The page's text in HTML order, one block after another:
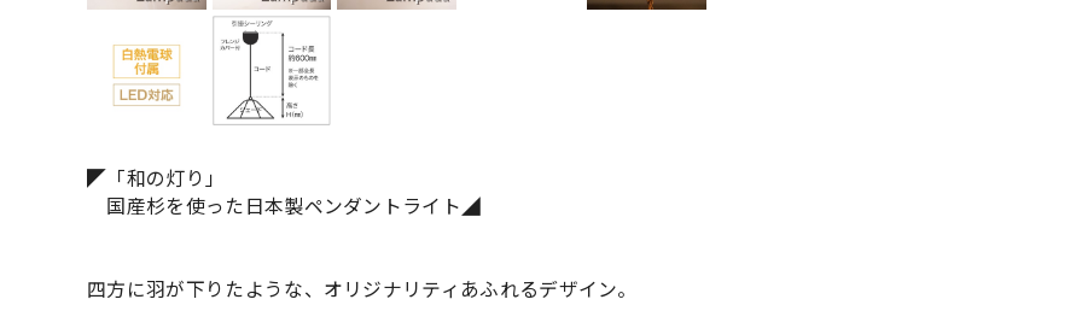
◤「和の灯り」
国産杉を使った日本製ペンダントライト◢
四方に羽が下りたような、オリジナリティあふれるデザイン。